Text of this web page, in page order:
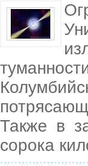
Также в
сорока